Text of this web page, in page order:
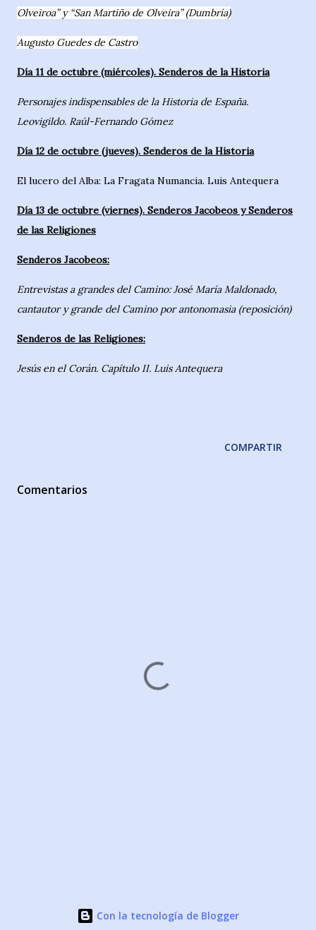
Olveiroa” y “San Martiño de Olveira” (Dumbría)
Augusto Guedes de Castro
Día 11 de octubre (miércoles). Senderos de la Historia
Personajes indispensables de la Historia de España.
Leovigildo. Raúl-Fernando Gómez
Día 12 de octubre (jueves). Senderos de la Historia
El lucero del Alba: La Fragata Numancia. Luis Antequera
Día 13 de octubre (viernes). Senderos Jacobeos y Senderos
de las Religiones
Senderos Jacobeos:
Entrevistas a grandes del Camino: José María Maldonado,
cantautor y grande del Camino por antonomasia (reposición)
Senderos de las Religiones:
Jesús en el Corán. Capítulo II. Luis Antequera
COMPARTIR
Comentarios
Con la tecnología de Blogger